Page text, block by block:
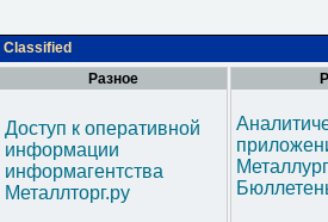
Classified
Разное
Доступ к оперативной
информации
информагентства
Металлторг.ру